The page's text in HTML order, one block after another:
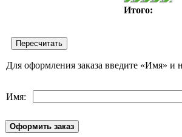
Итого:
Для оформления заказа введите «Имя» и
Имя: